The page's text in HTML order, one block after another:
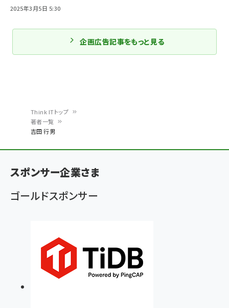
ン
く
ず
Think ITトップ
著者一覧
吉田 行男
2025年3月5日 5:30
企画広告記事をもっと見る
スポンサー企業さま
ゴールドスポンサー